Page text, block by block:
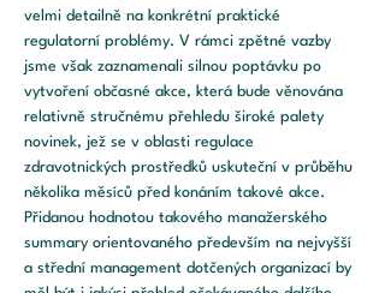
velmi detailně na konkrétní praktické
regulatorní problémy. V rámci zpětné vazby
jsme však zaznamenali silnou poptávku po
vytvoření občasné akce, která bude věnována
relativně stručnému přehledu široké palety
novinek, jež se v oblasti regulace
zdravotnických prostředků uskuteční v průběhu
několika měsíců před konáním takové akce.
Přidanou hodnotou takového manažerského
summary orientovaného především na nejvyšší
a střední management dotčených organizací by